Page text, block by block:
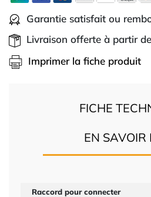
Garantie satisfait ou
Livraison offerte à partir
Imprimer la fiche produit
FICHE
EN SAVOIR
Raccord pour connecter